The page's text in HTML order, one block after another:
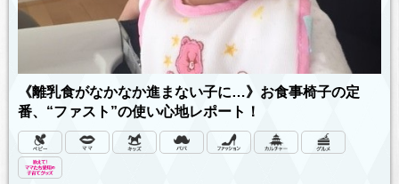
《離乳食がなかなか進まない子に…》お食事椅子の定
番、“ファスト”の使い心地レポート！